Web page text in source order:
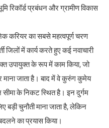
रिकॉर्ड प्रबंधन और ग्रामीण विकास
करियर का सबसे महत्वपूर्ण चरण
जिलों में कार्य करते हुए कई नवाचारी
उपायुक्त के रूप में काम किया, जो
माना जाता है। बाद में वे कुरुंग कुमेय
सीमा के निकट स्थित है। इन दुर्गम
बड़ी चुनौती माना जाता है, लेकिन
का प्रयास किया।